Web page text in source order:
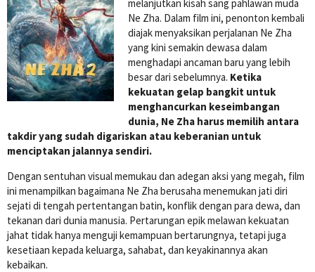
melanjutkan kisah sang pahlawan muda
Ne Zha. Dalam film ini, penonton kembali
diajak menyaksikan perjalanan Ne Zha
yang kini semakin dewasa dalam
menghadapi ancaman baru yang lebih
besar dari sebelumnya. Ketika
kekuatan gelap bangkit untuk
menghancurkan keseimbangan
dunia, Ne Zha harus memilih antara
takdir yang sudah digariskan atau keberanian untuk
menciptakan jalannya sendiri.
Dengan sentuhan visual memukau dan adegan aksi yang megah, film
ini menampilkan bagaimana Ne Zha berusaha menemukan jati diri
sejati di tengah pertentangan batin, konflik dengan para dewa, dan
tekanan dari dunia manusia. Pertarungan epik melawan kekuatan
jahat tidak hanya menguji kemampuan bertarungnya, tetapi juga
kesetiaan kepada keluarga, sahabat, dan keyakinannya akan
kebaikan.